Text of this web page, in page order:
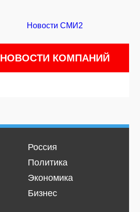
Новости СМИ2
НОВОСТИ КОМПАНИЙ
Россия
Политика
Экономика
Бизнес